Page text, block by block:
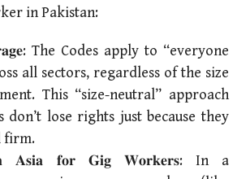
in Pakistan:
The Codes apply to “everyone
all sectors, regardless of the size
This “size-neutral” approach
don’t lose rights just because they
firm.
𝐀𝐬𝐢𝐚 𝐟𝐨𝐫 𝐆𝐢𝐠 𝐖𝐨𝐫𝐤𝐞𝐫𝐬: In a